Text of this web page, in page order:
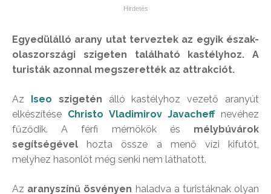
Egyedülálló arany utat terveztek az egyik észak-
olaszországi szigeten található kastélyhoz. A
turisták azonnal megszerették az attrakciót.
Az Iseo szigetén álló kastélyhoz vezető aranyút
elkészítése Christo Vladimirov Javacheffnevéhez
fűződik. A férfi mérnökök és mélybúvárok
segítségével hozta össze a menő vízi kifutót,
melyhez hasonlót még senki nem láthatott.
Az aranyszínű ösvényen haladva a turistáknak olyan